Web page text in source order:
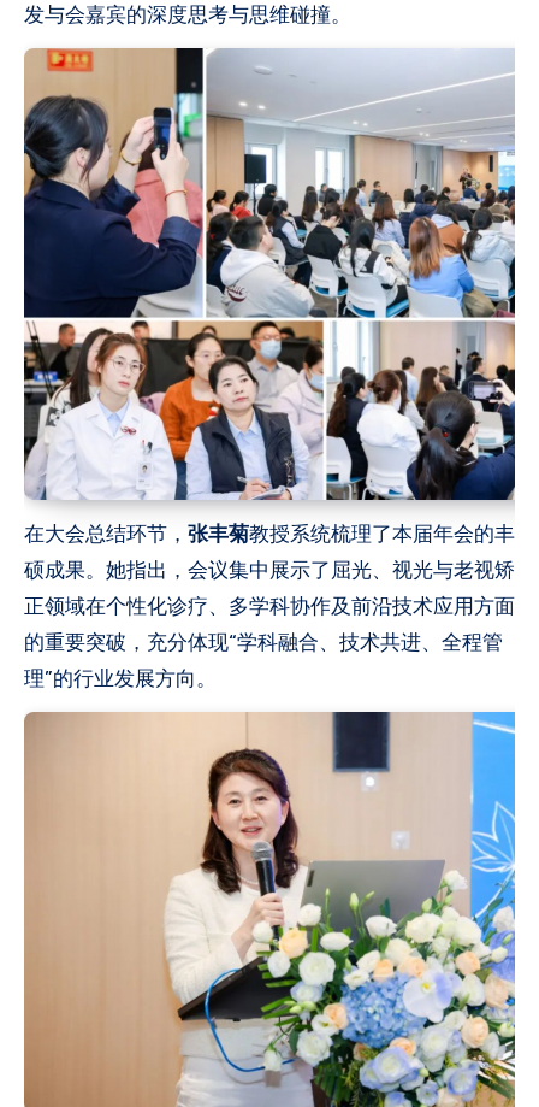
发与会嘉宾的深度思考与思维碰撞。
在大会总结环节， 张丰菊教授系统梳理了本届年会的丰
硕成果。她指出，会议集中展示了屈光、视光与老视矫
正领域在个性化诊疗、多学科协作及前沿技术应用方面
的重要突破，充分体现“学科融合、技术共进、全程管
理”的行业发展方向。